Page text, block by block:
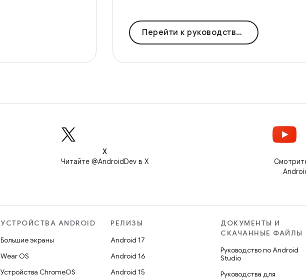
Перейти к руководствам по качеству
X
Читайте @AndroidDev в X
УСТРОЙСТВА ANDROID
Большие экраны
Wear OS
Устройства ChromeOS
РЕЛИЗЫ
Android 17
Android 16
Android 15
ДОКУМЕНТЫ И
СКАЧАННЫЕ ФАЙЛЫ
Руководство по Android
Studio
Руководства для